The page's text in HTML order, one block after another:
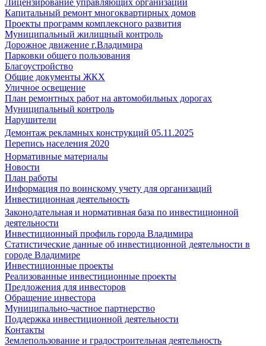
Лицензирование управляющих организаций
Капитальный ремонт многоквартирных домов
Проекты программ комплексного развития
Муниципальный жилищный контроль
Дорожное движение г.Владимира
Парковки общего пользования
Благоустройство
Общие документы ЖКХ
Уличное освещение
План ремонтных работ на автомобильных дорогах
Муниципальный контроль
Нарушители
Демонтаж рекламных конструкций 05.11.2025
Перепись населения 2020
Нормативные материалы
Новости
План работы
Информация по воинскому учету для организаций
Инвестиционная деятельность
Законодательная и нормативная база по инвестиционной
деятельности
Инвестиционный профиль города Владимира
Статистические данные об инвестиционной деятельности в
городе Владимире
Инвестиционные проекты
Реализованные инвестиционные проекты
Предложения для инвесторов
Обращение инвестора
Муниципально-частное партнерство
Поддержка инвестиционной деятельности
Контакты
Землепользование и градостроительная деятельность